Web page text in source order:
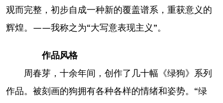
观而完整，初步自成一种新的覆盖谱系，重获意义的
辉煌。——我称之为“大写意表现主义”。
作品风格
周春芽，十余年间，创作了几十幅《绿狗》系列
作品。被刻画的狗拥有各种各样的情绪和姿势。“绿